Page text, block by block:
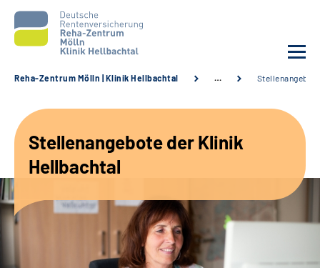
Unsere Angebote
Karriere
Sozialdienste & Zuweisende
Reha-Zentrum Mölln | Klinik Hellbachtal …
Stellenangebote der Klinik
Hellbachtal